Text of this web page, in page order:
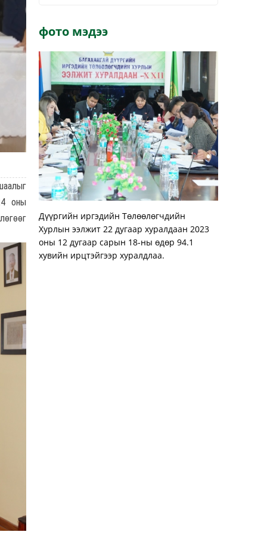
оны
фото мэдээ
Дүүргийн иргэдийн Төлөөлөгчдийн
Хурлын ээлжит 22 дугаар хуралдаан 2023
оны 12 дугаар сарын 18-ны өдөр 94.1
хувийн ирцтэйгээр хуралдлаа.